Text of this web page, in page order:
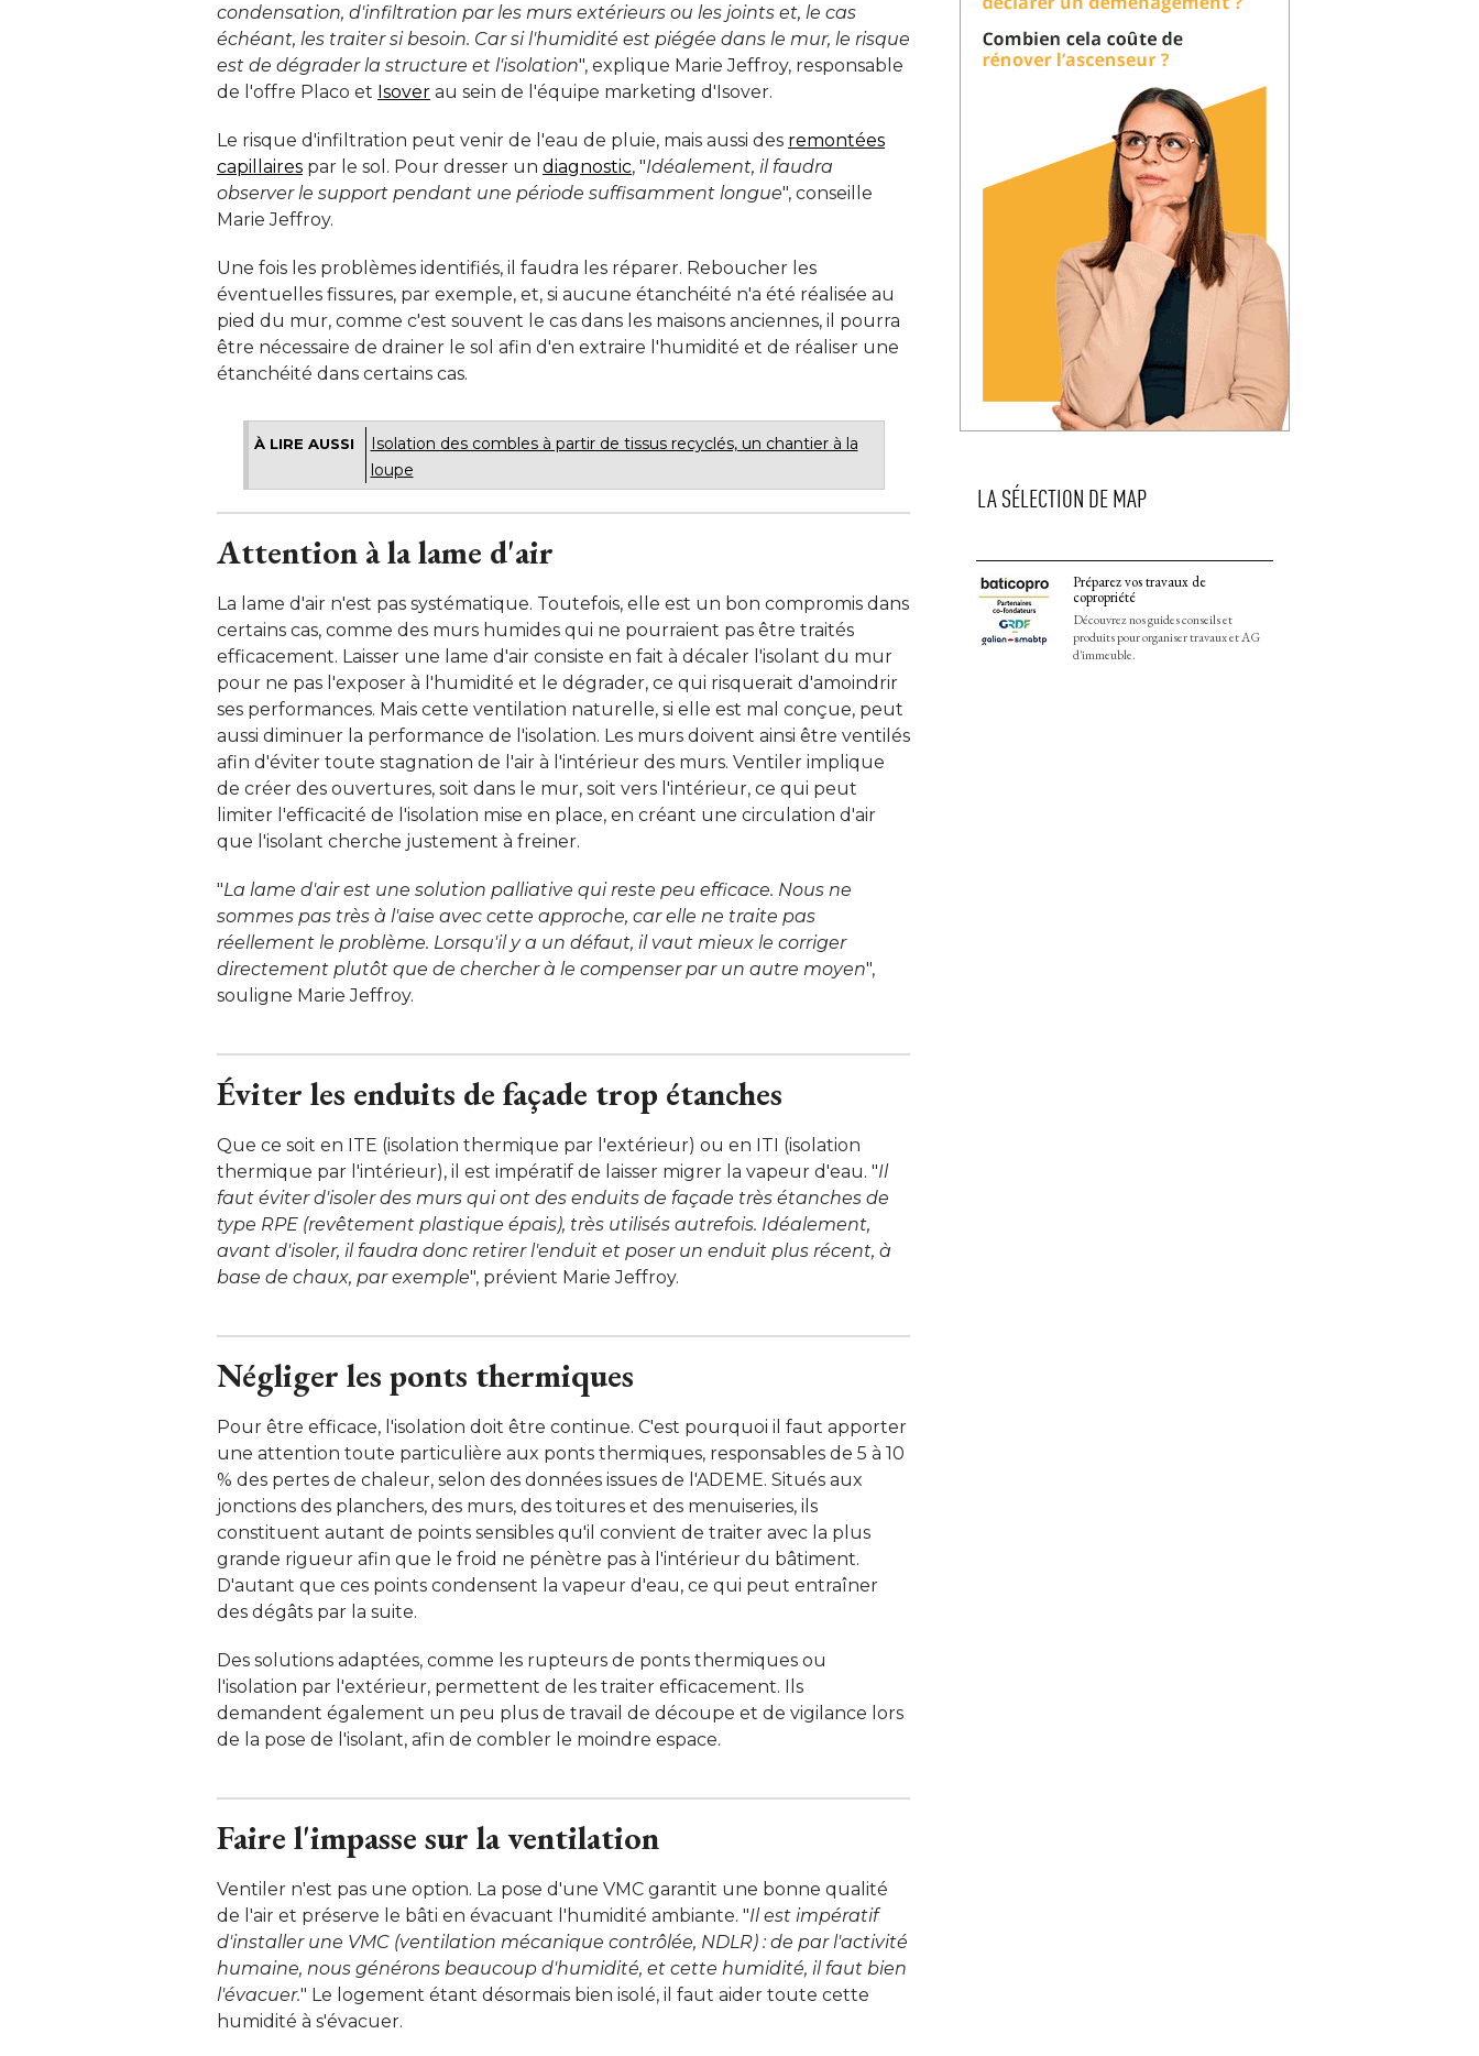
condensation, d'infiltration par les murs extérieurs ou les joints et, le cas
échéant, les traiter si besoin. Car si l'humidité est piégée dans le mur, le risque
est de dégrader la structure et l'isolation", explique Marie Jeffroy, responsable
de l'offre Placo et Isover au sein de l'équipe marketing d'Isover.
Le risque d'infiltration peut venir de l'eau de pluie, mais aussi des remontées
capillaires par le sol. Pour dresser un diagnostic, "Idéalement, il faudra
observer le support pendant une période suffisamment longue", conseille
Marie Jeffroy.
Une fois les problèmes identifiés, il faudra les réparer. Reboucher les
éventuelles fissures, par exemple, et, si aucune étanchéité n'a été réalisée au
pied du mur, comme c'est souvent le cas dans les maisons anciennes, il pourra
être nécessaire de drainer le sol afin d'en extraire l'humidité et de réaliser une
étanchéité dans certains cas.
À LIRE AUSSI
Isolation des combles à partir de tissus recyclés, un chantier à la
loupe
Attention à la lame d'air
La lame d'air n'est pas systématique. Toutefois, elle est un bon compromis dans
certains cas, comme des murs humides qui ne pourraient pas être traités
efficacement. Laisser une lame d'air consiste en fait à décaler l'isolant du mur
pour ne pas l'exposer à l'humidité et le dégrader, ce qui risquerait d'amoindrir
ses performances. Mais cette ventilation naturelle, si elle est mal conçue, peut
aussi diminuer la performance de l'isolation. Les murs doivent ainsi être ventilés
afin d'éviter toute stagnation de l'air à l'intérieur des murs. Ventiler implique
de créer des ouvertures, soit dans le mur, soit vers l'intérieur, ce qui peut
limiter l'efficacité de l'isolation mise en place, en créant une circulation d'air
que l'isolant cherche justement à freiner.
"La lame d'air est une solution palliative qui reste peu efficace. Nous ne
sommes pas très à l'aise avec cette approche, car elle ne traite pas
réellement le problème. Lorsqu'il y a un défaut, il vaut mieux le corriger
directement plutôt que de chercher à le compenser par un autre moyen",
souligne Marie Jeffroy.
Éviter les enduits de façade trop étanches
Que ce soit en ITE (isolation thermique par l'extérieur) ou en ITI (isolation
thermique par l'intérieur), il est impératif de laisser migrer la vapeur d'eau. "Il
faut éviter d'isoler des murs qui ont des enduits de façade très étanches de
type RPE (revêtement plastique épais), très utilisés autrefois. Idéalement,
avant d'isoler, il faudra donc retirer l'enduit et poser un enduit plus récent, à
base de chaux, par exemple", prévient Marie Jeffroy.
Négliger les ponts thermiques
Pour être efficace, l'isolation doit être continue. C'est pourquoi il faut apporter
une attention toute particulière aux ponts thermiques, responsables de 5 à 10
% des pertes de chaleur, selon des données issues de l'ADEME. Situés aux
jonctions des planchers, des murs, des toitures et des menuiseries, ils
constituent autant de points sensibles qu'il convient de traiter avec la plus
grande rigueur afin que le froid ne pénètre pas à l'intérieur du bâtiment.
D'autant que ces points condensent la vapeur d'eau, ce qui peut entraîner
des dégâts par la suite.
Des solutions adaptées, comme les rupteurs de ponts thermiques ou
l'isolation par l'extérieur, permettent de les traiter efficacement. Ils
demandent également un peu plus de travail de découpe et de vigilance lors
de la pose de l'isolant, afin de combler le moindre espace.
Faire l'impasse sur la ventilation
Ventiler n'est pas une option. La pose d'une VMC garantit une bonne qualité
de l'air et préserve le bâti en évacuant l'humidité ambiante. "Il est impératif
d'installer une VMC (ventilation mécanique contrôlée, NDLR) : de par l'activité
humaine, nous générons beaucoup d'humidité, et cette humidité, il faut bien
l'évacuer." Le logement étant désormais bien isolé, il faut aider toute cette
humidité à s'évacuer.
LA SÉLECTION DE MAP
Préparez vos travaux de
copropriété
Découvrez nos guides conseils et
produits pour organiser travaux et AG
d'immeuble.